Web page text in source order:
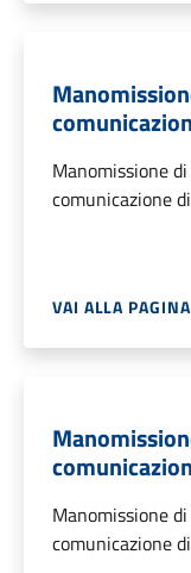
Manomissione
comunicazione
VAI ALLA PAGINA
Manomissione
comunicazione